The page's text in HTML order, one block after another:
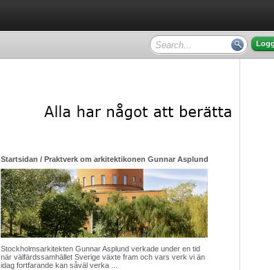
Startsidan / Praktverk om arkitektikonen Gunnar Asplund - mycket
Stockholmsarkitekten Gunnar Asplund verkade under en tid
när välfärdssamhället Sverige växte fram och vars verk vi än
idag fortfarande kan såväl verka ...